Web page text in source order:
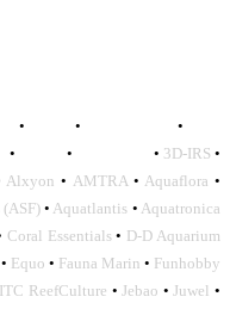
• • •
• • • 3D-IRS •
Alxyon • AMTRA• Aquaflora •
• Aquatlantis • Aquatronica
Coral Essentials• D-D Aquarium
Equo • Fauna Marin • Funhobby
ITC ReefCulture •Jebao •Juwel •